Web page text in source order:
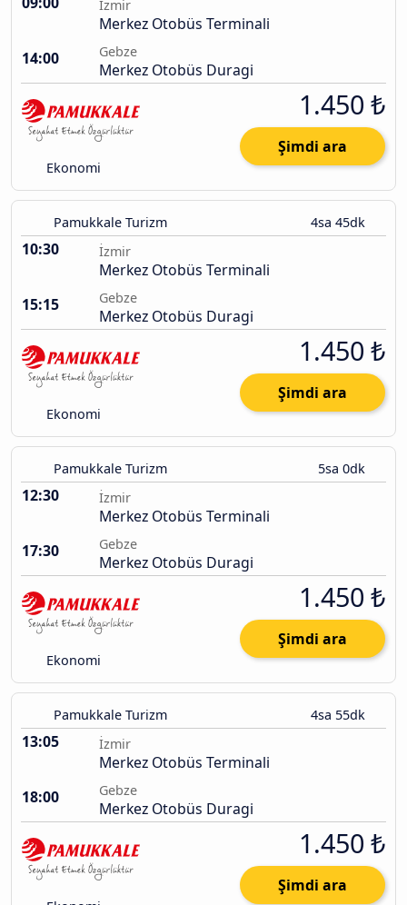
İzmir
Merkez Otobüs Terminali
14:00
Gebze
Merkez Otobüs Duragi
Ekonomi
1.450 ₺
Şimdi ara
Pamukkale Turizm 4sa 45dk
10:30 İzmir
Merkez Otobüs Terminali
15:15
Gebze
Merkez Otobüs Duragi
Ekonomi
1.450 ₺
Şimdi ara
Pamukkale Turizm 5sa 0dk
12:30 İzmir
Merkez Otobüs Terminali
17:30
Gebze
Merkez Otobüs Duragi
Ekonomi
1.450 ₺
Şimdi ara
Pamukkale Turizm 4sa 55dk
13:05 İzmir
Merkez Otobüs Terminali
18:00
Gebze
Merkez Otobüs Duragi
1.450 ₺
Şimdi ara